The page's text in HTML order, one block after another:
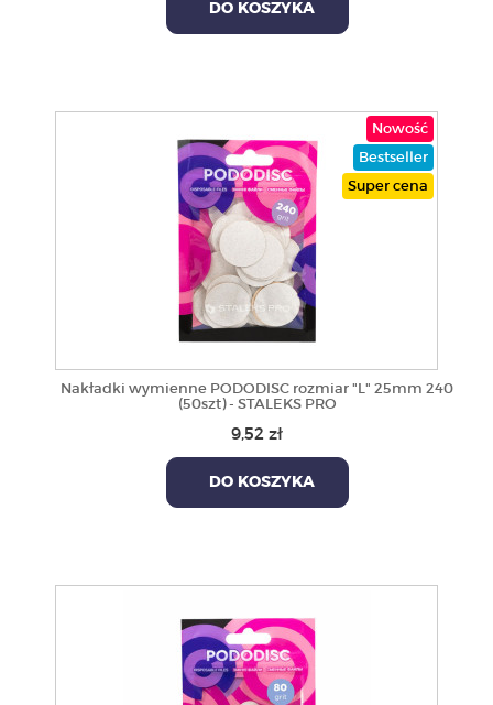
DO KOSZYKA
Nowość
Bestseller
Super cena
Nakładki wymienne PODODISC rozmiar "L" 25mm 240
(50szt) - STALEKS PRO
9,52 zł
DO KOSZYKA